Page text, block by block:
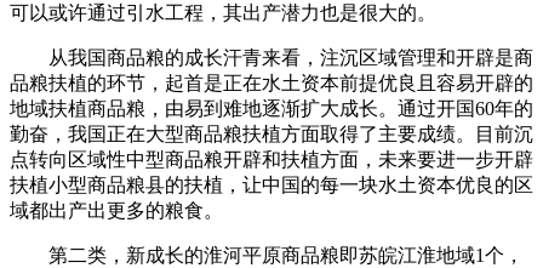
可以或许通过引水工程，其出产潜力也是很大的。
从我国商品粮的成长汗青来看，注沉区域管理和开辟是商
品粮扶植的环节，起首是正在水土资本前提优良且容易开辟的
地域扶植商品粮，由易到难地逐渐扩大成长。通过开国60年的
勤奋，我国正在大型商品粮扶植方面取得了主要成绩。目前沉
点转向区域性中型商品粮开辟和扶植方面，未来要进一步开辟
扶植小型商品粮县的扶植，让中国的每一块水土资本优良的区
域都出产出更多的粮食。
第二类，新成长的淮河平原商品粮即苏皖江淮地域1个，